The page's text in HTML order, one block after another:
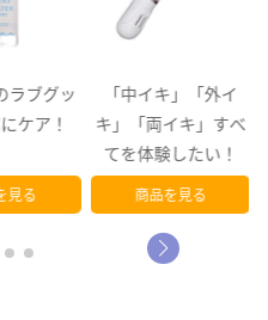
ラブグッ
ケア！
見る
「中イキ」「外イ
キ」「両イキ」すべ
てを体験したい！
商品を見る